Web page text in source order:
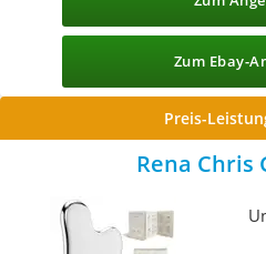
Zum Ebay-
Preis-
Rena Chris